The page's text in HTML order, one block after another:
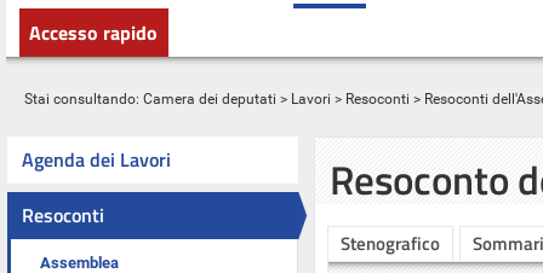
Accesso rapido
Stai consultando: Camera dei deputati > Lavori > Resoconti > Resoconti
Agenda dei Lavori
Resoconti
Assemblea
Resoconto
Stenografico